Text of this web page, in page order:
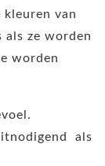
van
als ze worden
worden
als